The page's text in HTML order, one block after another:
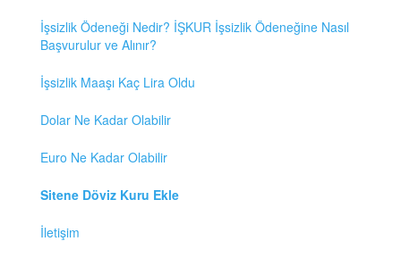
İşsizlik Ödeneği Nedir? İŞKUR İşsizlik Ödeneğine Nasıl
Başvurulur ve Alınır?
İşsizlik Maaşı Kaç Lira Oldu
Dolar Ne Kadar Olabilir
Euro Ne Kadar Olabilir
Sitene Döviz Kuru Ekle
İletişim